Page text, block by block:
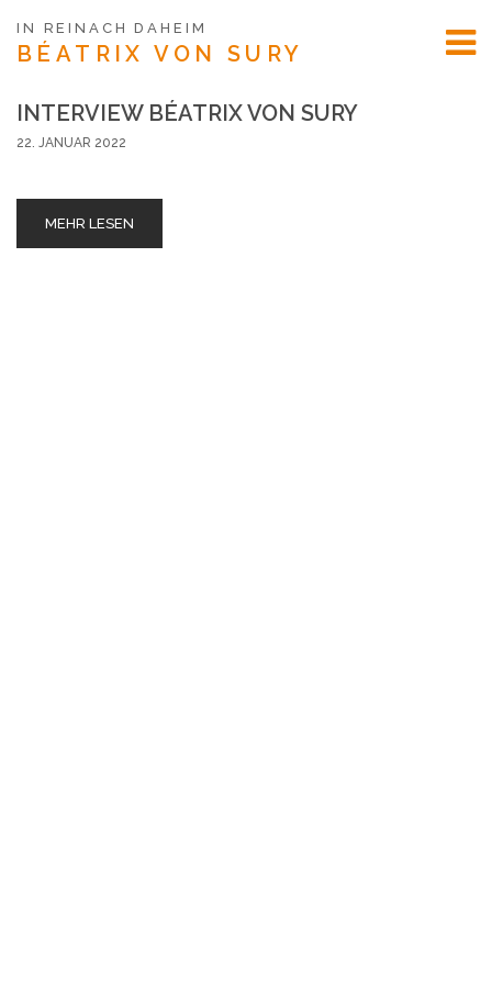
IN REINACH DAHEIM
BÉATRIXVON SURY
INTERVIEW BÉATRIX VON SURY
22. JANUAR 2022
MEHR LESEN